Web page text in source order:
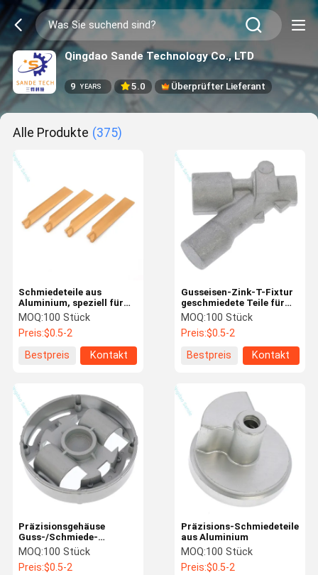
Qingdao Sande Technology Co., LTD
9 YEARS 5.0 Überprüfter Lieferant
Alle Produkte (375)
Schmiedeteile aus
Aluminium, speziell für
Motorteile
MOQ:100 Stück
Preis:$0.5-2
Bestpreis
Kontakt
Gusseisen-Zink-T-Fixtur
geschmiedete Teile für
Automobil- und
MOQ:100 Stück
Preis:$0.5-2
Bestpreis
Kontakt
Präzisionsgehäuse
Guss-/Schmiede-
Aluminiumteile für
wandmontierte
Kesseldruckschalter
MOQ:100 Stück
Preis:$0.5-2
Präzisions-Schmiedeteile
aus Aluminium
MOQ:100 Stück
Preis:$0.5-2